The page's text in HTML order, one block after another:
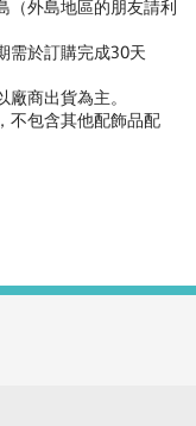
（外島地區的朋友請利
需於訂購完成30天
商出貨為主。
不包含其他配飾品配